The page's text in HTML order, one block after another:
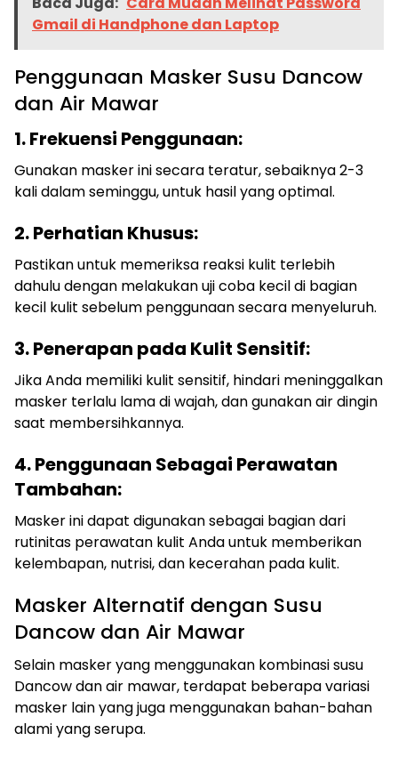
Gmail di Handphone dan Laptop
Penggunaan Masker Susu Dancow
dan Air Mawar
1. Frekuensi Penggunaan:
Gunakan masker ini secara teratur, sebaiknya 2-3
kali dalam seminggu, untuk hasil yang optimal.
2. Perhatian Khusus:
Pastikan untuk memeriksa reaksi kulit terlebih
dahulu dengan melakukan uji coba kecil di bagian
kecil kulit sebelum penggunaan secara menyeluruh.
3. Penerapan pada Kulit Sensitif:
Jika Anda memiliki kulit sensitif, hindari meninggalkan
masker terlalu lama di wajah, dan gunakan air dingin
saat membersihkannya.
4. Penggunaan Sebagai Perawatan
Tambahan:
Masker ini dapat digunakan sebagai bagian dari
rutinitas perawatan kulit Anda untuk memberikan
kelembapan, nutrisi, dan kecerahan pada kulit.
Masker Alternatif dengan Susu
Dancow dan Air Mawar
Selain masker yang menggunakan kombinasi susu
Dancow dan air mawar, terdapat beberapa variasi
masker lain yang juga menggunakan bahan-bahan
alami yang serupa.